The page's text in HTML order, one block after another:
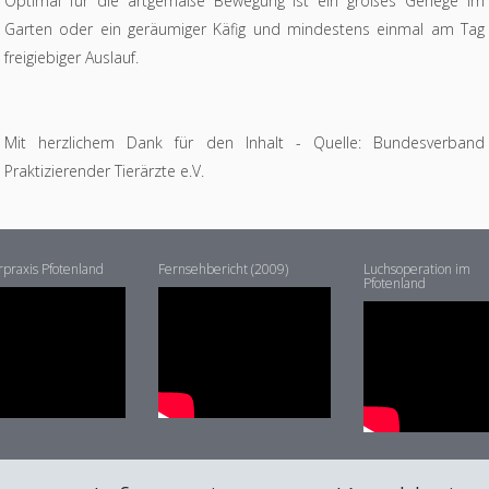
Garten oder ein geräumiger Käfig und mindestens einmal am Tag
freigiebiger Auslauf.
Mit herzlichem Dank für den Inhalt - Quelle: Bundesverband
Praktizierender Tierärzte e.V.
Pfotenland Fernsehbericht (2009) Luchsoperation im
Pfotenland